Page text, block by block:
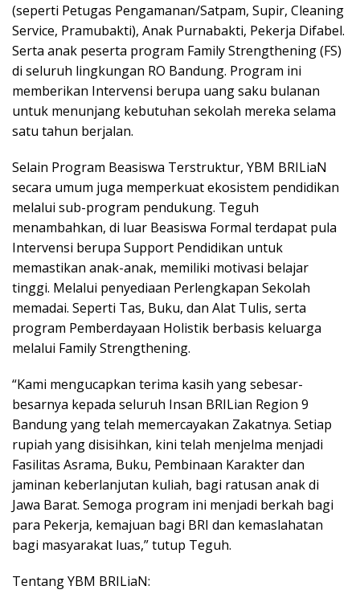
(seperti Petugas Pengamanan/Satpam, Supir, Cleaning
Service, Pramubakti), Anak Purnabakti, Pekerja Difabel.
Serta anak peserta program Family Strengthening (FS)
di seluruh lingkungan RO Bandung. Program ini
memberikan Intervensi berupa uang saku bulanan
untuk menunjang kebutuhan sekolah mereka selama
satu tahun berjalan.
​Selain Program Beasiswa Terstruktur, YBM BRILiaN
secara umum juga memperkuat ekosistem pendidikan
melalui sub-program pendukung. Teguh
menambahkan, di luar Beasiswa Formal terdapat pula
Intervensi berupa Support Pendidikan untuk
memastikan anak-anak, memiliki motivasi belajar
tinggi. Melalui penyediaan Perlengkapan Sekolah
memadai. Seperti Tas, Buku, dan Alat Tulis, serta
program Pemberdayaan Holistik berbasis keluarga
melalui Family Strengthening.
“Kami mengucapkan terima kasih yang sebesar-
besarnya kepada seluruh Insan BRILian Region 9
Bandung yang telah memercayakan Zakatnya. Setiap
rupiah yang disisihkan, kini telah menjelma menjadi
Fasilitas Asrama, Buku, Pembinaan Karakter dan
jaminan keberlanjutan kuliah, bagi ratusan anak di
Jawa Barat. Semoga program ini menjadi berkah bagi
para Pekerja, kemajuan bagi BRI dan kemaslahatan
bagi masyarakat luas,” tutup Teguh.
​Tentang YBM BRILiaN: